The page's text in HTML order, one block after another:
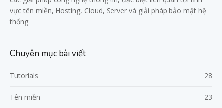
vực tên miền, Hosting, Cloud, Server và giải pháp bảo mật hệ
thống
Chuyên mục bài viết
Tutorials 28
Tên miền 23